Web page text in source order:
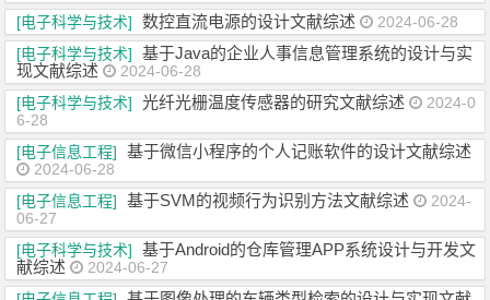
[电子科学与技术]
数控直流电源的设计文献综述
2024-06-28
[电子科学与技术]
基于Java的企业人事信息管理系统的设计与实
现文献综述
2024-06-28
[电子科学与技术]
光纤光栅温度传感器的研究文献综述
2024-0
6-28
[电子信息工程]
基于微信小程序的个人记账软件的设计文献综述
2024-06-28
[电子信息工程]
基于SVM的视频行为识别方法文献综述
2024-
06-27
[电子科学与技术]
基于Android的仓库管理APP系统设计与开发文
献综述
2024-06-27